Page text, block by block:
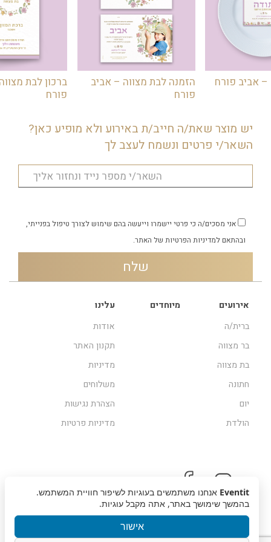
– אביב פורח
הזמנה לבת מצווה – אביב
פורח
ברכון לבת
פורח
יש מוצר שאת/ה חייב/ת באירוע ולא מופיע כאן?
השאר/י פרטים ונשמח לעצב לך
אני מסכים/ה כי פרטי יישמרו וייעשה בהם שימוש לצורך טיפול בפנייתי,
ובהתאם למדיניות הפרטיות של האתר.
אירועים
ברית/ה
בר מצווה
בת מצווה
חתונה
יום
הולדת
מיוחדים
עלינו
אודות
תקנון האתר
מדיניות
משלוחים
הצהרת נגישות
מדיניות פרטיות
Eventit אנחנו משתמשים בעוגיות לשיפור חוויית המשתמש.
בהמשך שימושך באתר, אתה מקבל עוגיות.
אישור